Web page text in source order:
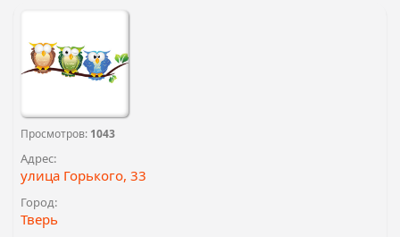
Просмотров: 1043
Адрес:
улица Горького, 33
Город:
Тверь